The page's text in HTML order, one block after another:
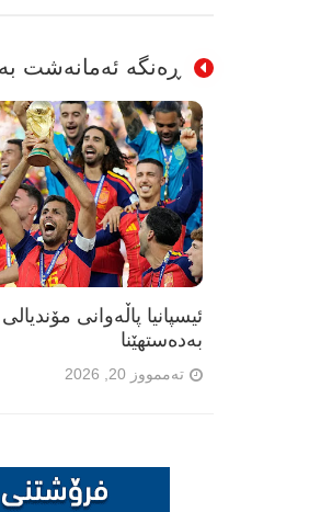
ڕەنگە ئەمانەشت
ئیسپانیا پاڵەوانی مۆندیالی
بەدەستهێنا
تەممووز 20, 2026